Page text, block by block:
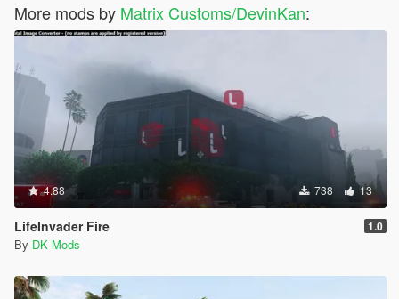
More mods by Matrix Customs/DevinKan:
4.88 738 13
LifeInvader Fire 1.0
By DK Mods